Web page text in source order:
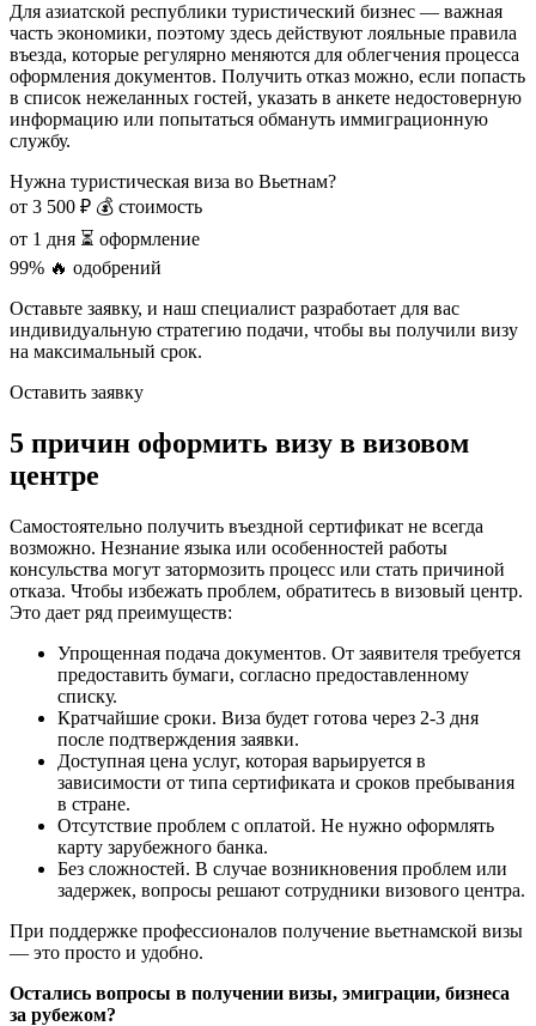
Для азиатской республики туристический бизнес — важная
часть экономики, поэтому здесь действуют лояльные правила
въезда, которые регулярно меняются для облегчения процесса
оформления документов. Получить отказ можно, если попасть
в список нежеланных гостей, указать в анкете недостоверную
информацию или попытаться обмануть иммиграционную
службу.
Нужна туристическая виза во Вьетнам?
от 3 500 ₽ 💰 стоимость
от 1 дня ⏳ оформление
99% 🔥 одобрений
Оставьте заявку, и наш специалист разработает для вас
индивидуальную стратегию подачи, чтобы вы получили визу
на максимальный срок.
Оставить заявку
5 причин оформить визу в визовом
центре
Самостоятельно получить въездной сертификат не всегда
возможно. Незнание языка или особенностей работы
консульства могут затормозить процесс или стать причиной
отказа. Чтобы избежать проблем, обратитесь в визовый центр.
Это дает ряд преимуществ:
Упрощенная подача документов. От заявителя требуется
предоставить бумаги, согласно предоставленному
списку.
Кратчайшие сроки. Виза будет готова через 2-3 дня
после подтверждения заявки.
Доступная цена услуг, которая варьируется в
зависимости от типа сертификата и сроков пребывания
в стране.
Отсутствие проблем с оплатой. Не нужно оформлять
карту зарубежного банка.
Без сложностей. В случае возникновения проблем или
задержек, вопросы решают сотрудники визового центра.
При поддержке профессионалов получение вьетнамской визы
— это просто и удобно.
Остались вопросы в получении визы, эмиграции, бизнеса
за рубежом?